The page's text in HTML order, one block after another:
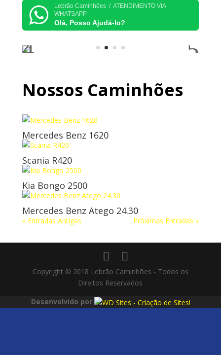
Lebrão Caminhões / ATENDIMENTO VIA
WHATSAPP
Olá, Posso Ajudá-lo?
Nossos Caminhões
Mercedes Benz 1620
Scania R420
Kia Bongo 2500
Mercedes Benz Atego 24.30
« Entradas Antigas Próximas Entradas »
Copyright © 2018 Lebrão Caminhões - Todos os
Direitos Reservados
Desenvolvido por